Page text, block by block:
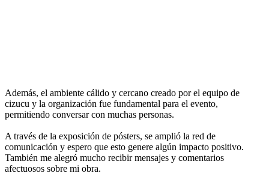
Además, el ambiente cálido y cercano creado por el equipo de
cizucu y la organización fue fundamental para el evento,
permitiendo conversar con muchas personas.
A través de la exposición de pósters, se amplió la red de
comunicación y espero que esto genere algún impacto positivo.
También me alegró mucho recibir mensajes y comentarios
afectuosos sobre mi obra.